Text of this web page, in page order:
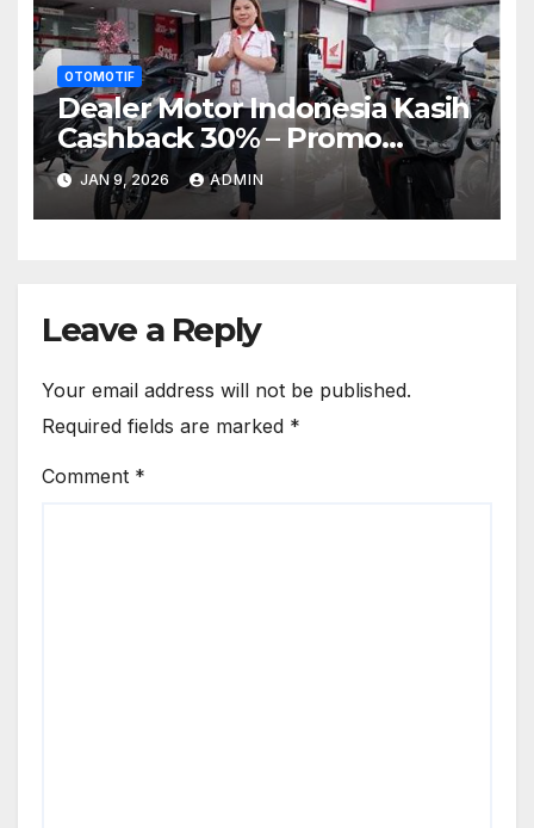
OTOMOTIF
Dealer Motor Indonesia Kasih
Cashback 30% – Promo
Musim Liburan!
JAN 9, 2026 ADMIN
Leave a Reply
Your email address will not be published.
Required fields are marked *
Comment *